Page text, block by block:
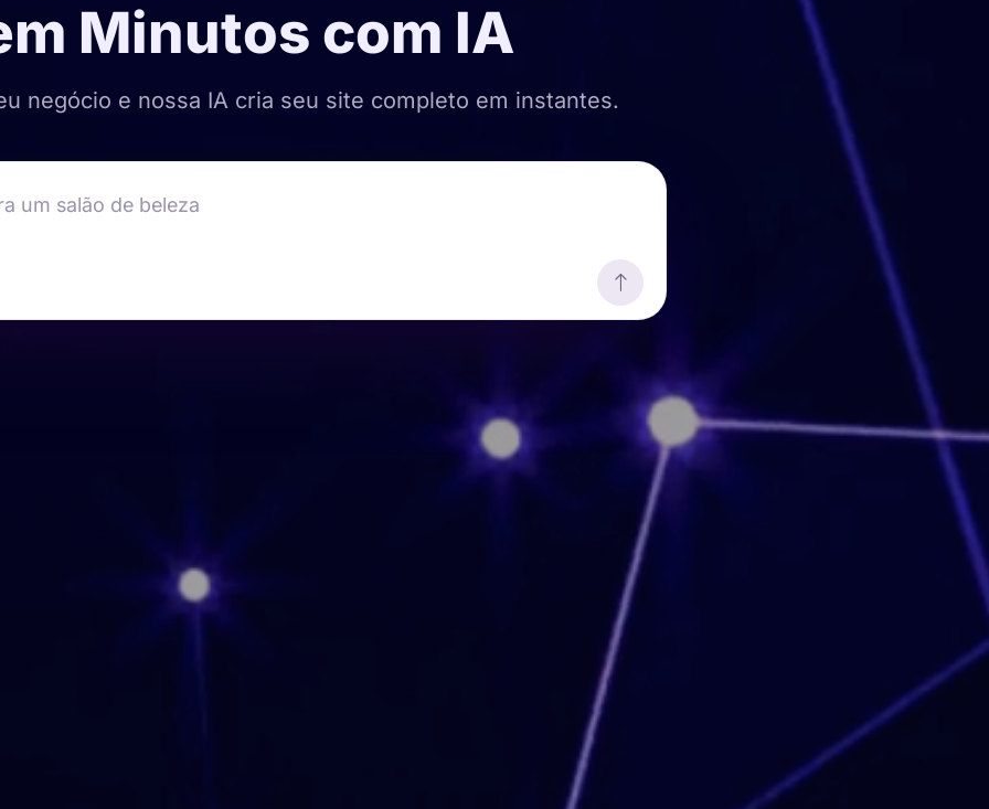
Minutos com IA
negócio e nossa IA cria seu site completo em instantes.